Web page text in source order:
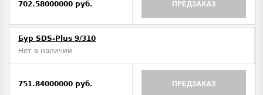
702.58000000 руб. ПРЕДЗАКАЗ
Бур SDS-Plus 9/310
Нет в наличии
751.84000000 руб. ПРЕДЗАКАЗ